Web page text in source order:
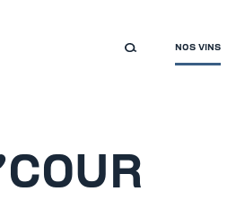
NOS VINS